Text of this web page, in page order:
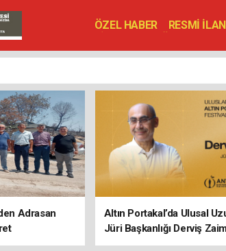
ÖZEL HABER RESMİ
VEFAT EDENLER
Adrasan
Altın Portakal’da Ulusal
Jüri Başkanlığı Derviş